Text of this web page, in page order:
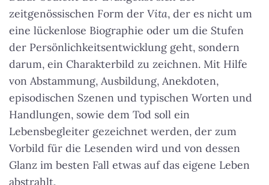
zeitgenössischen Form der Vita, der es nicht um
eine lückenlose Biographie oder um die Stufen
der Persönlichkeitsentwicklung geht, sondern
darum, ein Charakterbild zu zeichnen. Mit Hilfe
von Abstammung, Ausbildung, Anekdoten,
episodischen Szenen und typischen Worten und
Handlungen, sowie dem Tod soll ein
Lebensbegleiter gezeichnet werden, der zum
Vorbild für die Lesenden wird und von dessen
Glanz im besten Fall etwas auf das eigene Leben
abstrahlt.